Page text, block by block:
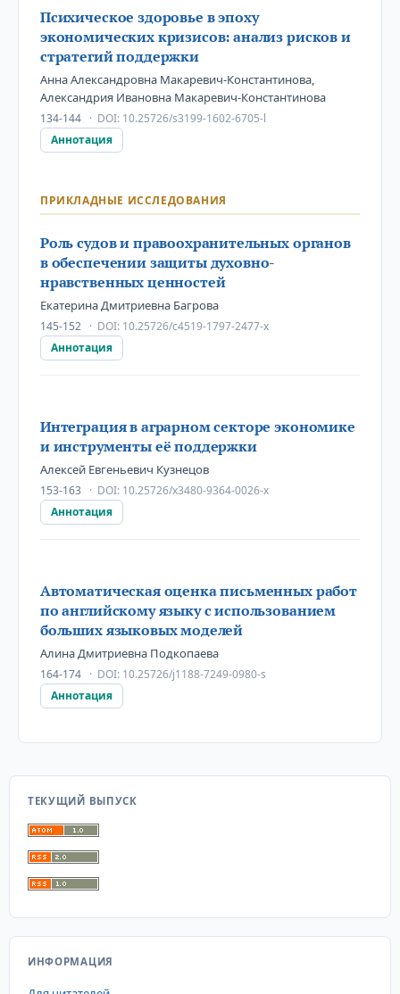
Психическое здоровье в эпоху
экономических кризисов: анализ рисков и
стратегий поддержки
Анна Александровна Макаревич-Константинова,
Александрия Ивановна Макаревич-Константинова
134-144 DOI: 10.25726/s3199-1602-6705-l
Аннотация
ПРИКЛАДНЫЕ ИССЛЕДОВАНИЯ
Роль судов и правоохранительных органов
в обеспечении защиты духовно-
нравственных ценностей
Екатерина Дмитриевна Багрова
145-152 DOI: 10.25726/c4519-1797-2477-x
Аннотация
Интеграция в аграрном секторе экономике
и инструменты её поддержки
Алексей Евгеньевич Кузнецов
153-163 DOI: 10.25726/x3480-9364-0026-x
Аннотация
Автоматическая оценка письменных работ
по английскому языку с использованием
больших языковых моделей
Алина Дмитриевна Подкопаева
164-174 DOI: 10.25726/j1188-7249-0980-s
Аннотация
ТЕКУЩИЙ ВЫПУСК
ИНФОРМАЦИЯ